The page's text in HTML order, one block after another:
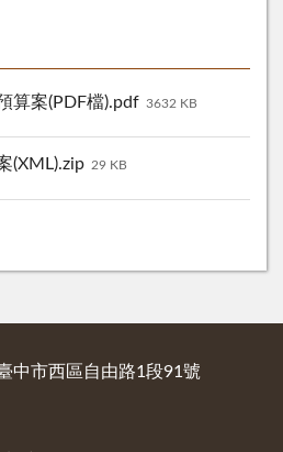
算案(PDF檔).pdf 3632 KB
(XML).zip 29 KB
中市西區自由路1段91號